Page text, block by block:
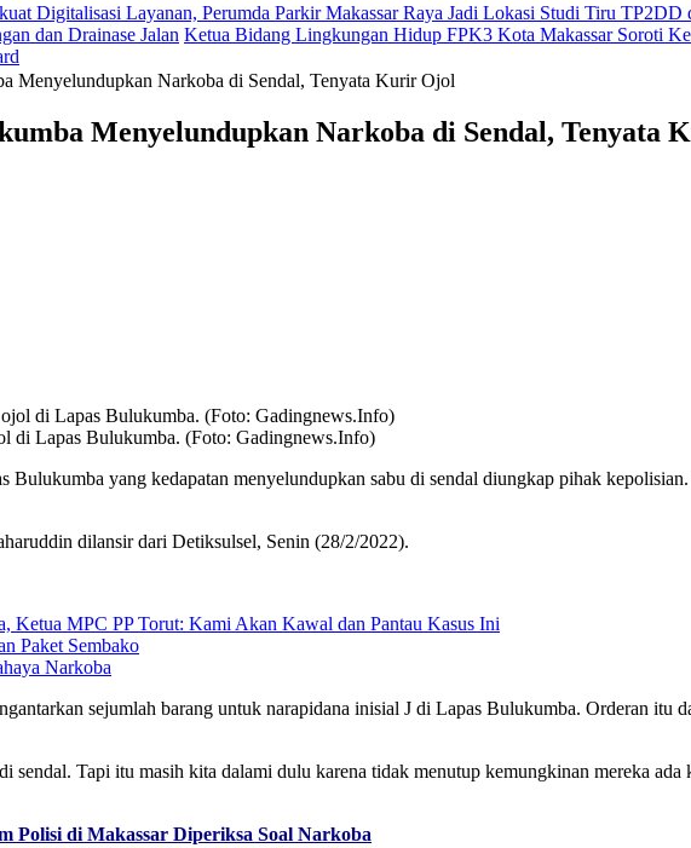
Digitalisasi Layanan, Perumda Parkir Makassar Raya Jadi Lokasi Studi Tiru TP2DD
dan Drainase Jalan Ketua Bidang Lingkungan Hidup FPK3 Kota Makassar Soroti
Menyelundupkan Narkoba di Sendal, Tenyata Kurir Ojol
Menyelundupkan Narkoba di Sendal, Tenyata
di Lapas Bulukumba. (Foto: Gadingnews.Info)
Bulukumba yang kedapatan menyelundupkan sabu di sendal diungkap pihak
dilansir dari Detiksulsel, Senin (28/2/2022).
Ketua MPC PP Torut: Kami Akan Kawal dan Pantau Kasus Ini
Paket Sembako
Narkoba
sejumlah barang untuk narapidana inisial J di Lapas Bulukumba. Orderan itu
sendal. Tapi itu masih kita dalami dulu karena tidak menutup kemungkinan mereka
Polisi di Makassar Diperiksa Soal Narkoba